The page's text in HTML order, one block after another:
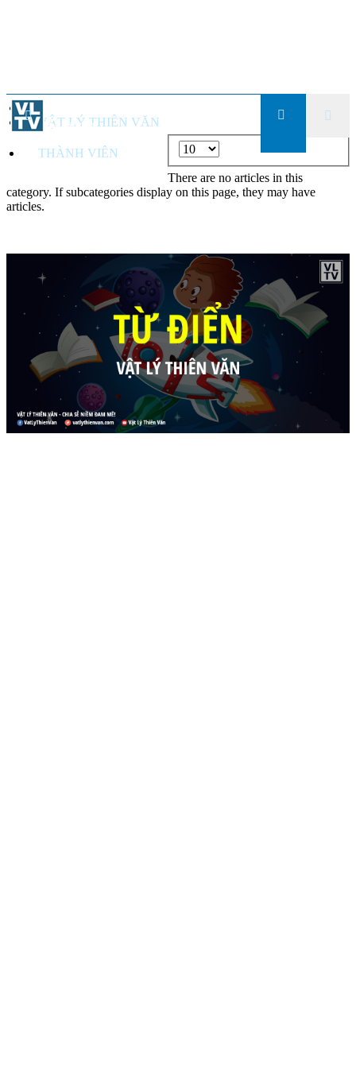
VẬT LÝ THIÊN VĂN
THÀNH VIÊN
Display
#
There are no articles in this
category. If subcategories display on this page, they may have
articles.